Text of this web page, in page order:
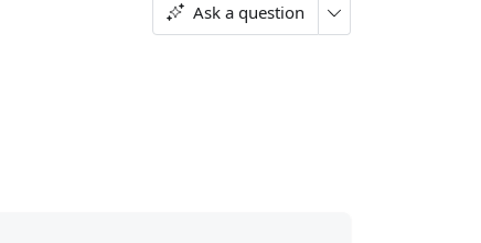
Ask a question